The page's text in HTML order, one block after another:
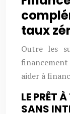
taux
Outre les
aider à
LE PRÊT
SANS